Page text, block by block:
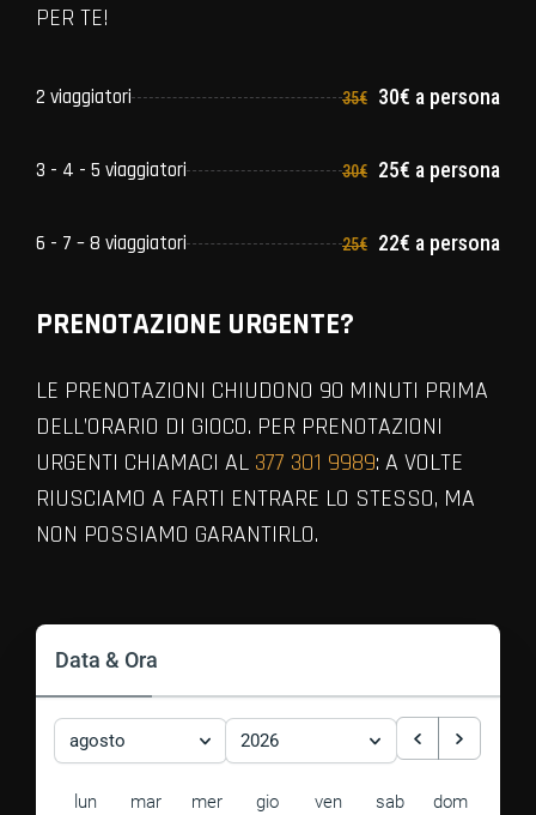
Data & Ora
agosto 2026
lun mar mer gio ven sab dom
PER TE!
2 viaggiatori 35€ 30€ a persona
3 - 4 - 5 viaggiatori 30€ 25€ a persona
6 - 7 – 8 viaggiatori 25€ 22€ a persona
PRENOTAZIONE URGENTE?
LE PRENOTAZIONI CHIUDONO 90 MINUTI PRIMA
DELL’ORARIO DI GIOCO. PER PRENOTAZIONI
URGENTI CHIAMACI AL 377 301 9989: A VOLTE
RIUSCIAMO A FARTI ENTRARE LO STESSO, MA
NON POSSIAMO GARANTIRLO.
VIEW ALL MEMBERS